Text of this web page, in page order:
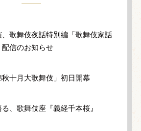
歌舞伎夜話特別編「歌舞伎家話
信のお知らせ
十月大歌舞伎」初日開幕
、歌舞伎座『義経千本桜』